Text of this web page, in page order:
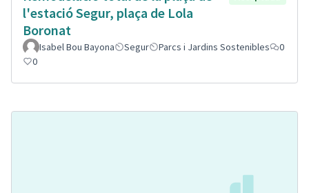
l'estació Segur, plaça de Lola
Boronat
Isabel Bou Bayona Segur Parcs i Jardins Sostenibles
0
0